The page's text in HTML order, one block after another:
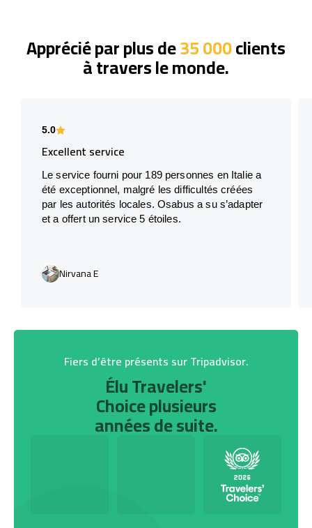
Apprécié par plus de35 000clients
à travers le monde.
5.0
Excellent service
Le service fourni pour 189 personnes en Italie a
été exceptionnel, malgré les difficultés créées
par les autorités locales. Osabus a su s’adapter
et a offert un service 5 étoiles.
Nirvana E
Fiers d’être présents sur Tripadvisor.
Élu Travelers'
Choice plusieurs
années de suite.